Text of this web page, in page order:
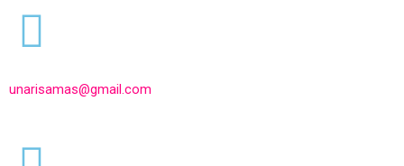
unarisamas@gmail.com